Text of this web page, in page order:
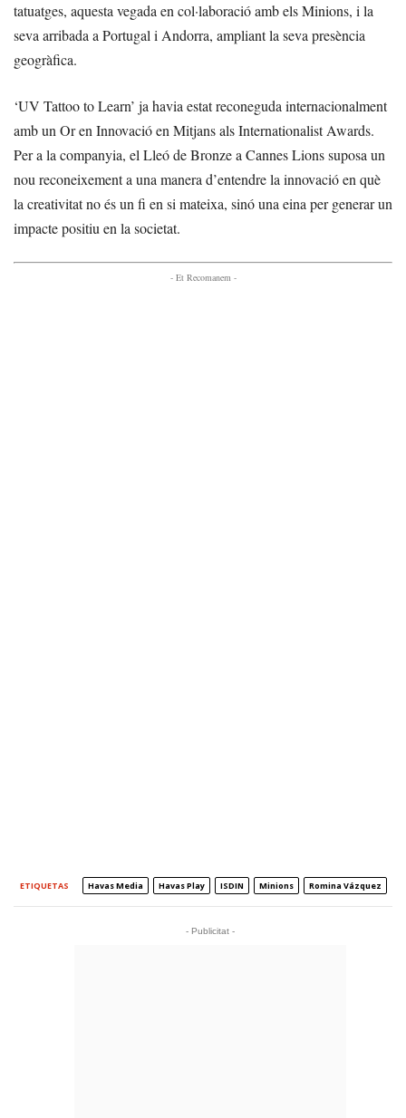
tatuatges, aquesta vegada en col·laboració amb els Minions, i la
seva arribada a Portugal i Andorra, ampliant la seva presència
geogràfica.
‘UV Tattoo to Learn’ ja havia estat reconeguda internacionalment
amb un Or en Innovació en Mitjans als Internationalist Awards.
Per a la companyia, el Lleó de Bronze a Cannes Lions suposa un
nou reconeixement a una manera d’entendre la innovació en què
la creativitat no és un fi en si mateixa, sinó una eina per generar un
impacte positiu en la societat.
- Et Recomanem -
ETIQUETAS Havas Media Havas Play ISDIN Minions Romina Vázquez
- Publicitat -